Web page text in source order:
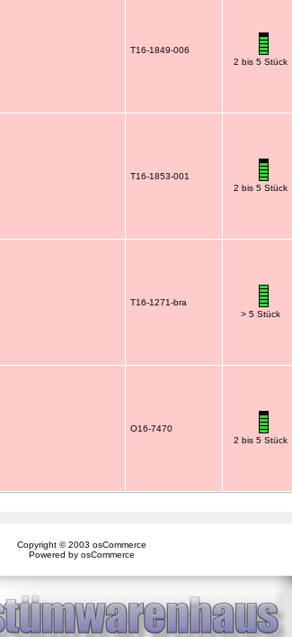
T16-1849-006
2 bis 5 Stück
T16-1853-001
2 bis 5 Stück
T16-1271-bra
> 5 Stück
O16-7470
2 bis 5 Stück
Copyright © 2003 osCommerce
Powered by osCommerce